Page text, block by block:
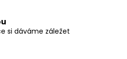
si dáváme záležet